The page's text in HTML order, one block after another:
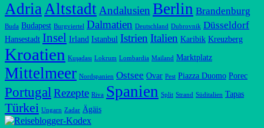
Adria Altstadt Andalusien Berlin Brandenburg
Buda Budapest Burgviertel Dalmatien Deutschland Dubrovnik Düsseldorf
Hansestadt Insel Irland Istanbul Istrien Italien Karibik Kreuzberg
Kroatien Kuşadası Lokrum Lombardia Mailand Marktplatz
Mittelmeer Nordspanien Ostsee Ovar Pest Piazza Duomo Porec
Portugal Rezepte Riva Spanien Split Strand Süditalien Tapas
Türkei Ungarn Zadar Ägäis